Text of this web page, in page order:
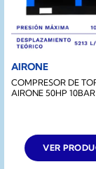
AIRONE
COMPRESOR DE
AIRONE 50HP
VER